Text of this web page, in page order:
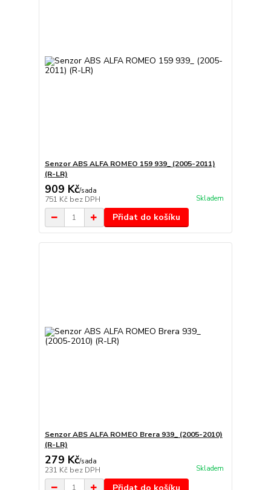
Senzor ABS ALFA ROMEO 159 939_ (2005-2011)
(R-LR)
909 Kč/sada
751 Kč bez DPH Skladem
Přidat do košíku
Senzor ABS ALFA ROMEO Brera 939_ (2005-2010)
(R-LR)
279 Kč/sada
231 Kč bez DPH Skladem